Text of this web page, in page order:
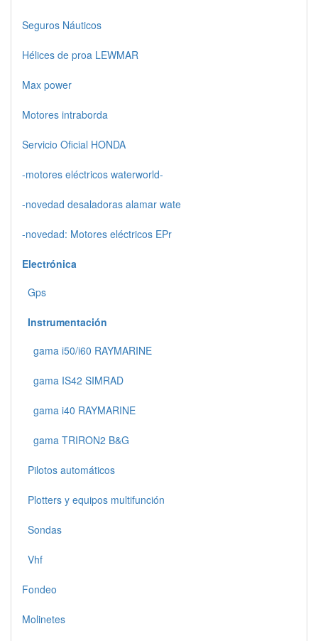
Seguros Náuticos
Hélices de proa LEWMAR
Max power
Motores intraborda
Servicio Oficial HONDA
-motores eléctricos waterworld-
-novedad desaladoras alamar wate
-novedad: Motores eléctricos EPr
Electrónica
Gps
Instrumentación
gama i50/i60 RAYMARINE
gama IS42 SIMRAD
gama i40 RAYMARINE
gama TRIRON2 B&G
Pilotos automáticos
Plotters y equipos multifunción
Sondas
Vhf
Fondeo
Molinetes